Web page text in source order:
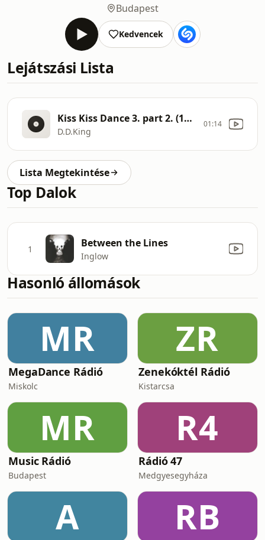
Budapest
Kedvencek
Lejátszási Lista
Kiss Kiss Dance 3. part 2. (1995)
D.D.King
01:14
Lista Megtekintése
Top Dalok
1 Between the Lines
Inglow
Hasonló állomások
MR
MegaDance Rádió
Miskolc
ZR
Zenekóktél Rádió
Kistarcsa
MR
Music Rádió
Budapest
R4
Rádió 47
Medgyesegyháza
A RB